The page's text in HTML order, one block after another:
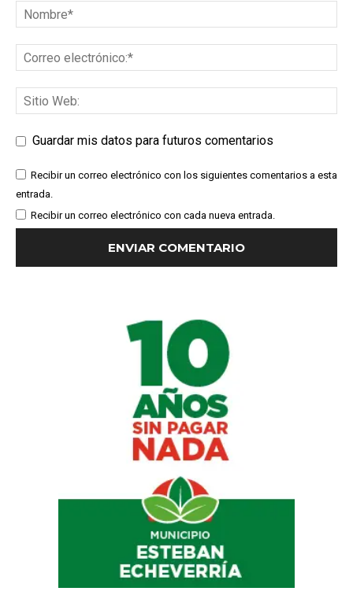
Guardar mis datos para futuros comentarios
Recibir un correo electrónico con los siguientes comentarios a esta
entrada.
Recibir un correo electrónico con cada nueva entrada.